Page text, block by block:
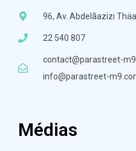
96, Av. Abdelãazizi
22 540 807
contact@parastreet-
info@parastreet-
Médias